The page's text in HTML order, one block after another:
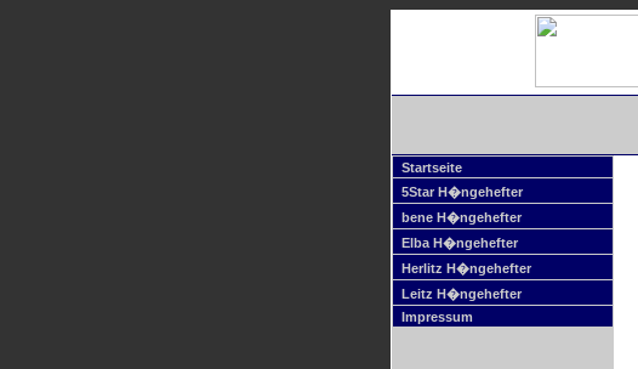
Startseite
5Star H�ngehefter
bene H�ngehefter
Elba H�ngehefter
Herlitz H�ngehefter
Leitz H�ngehefter
Impressum